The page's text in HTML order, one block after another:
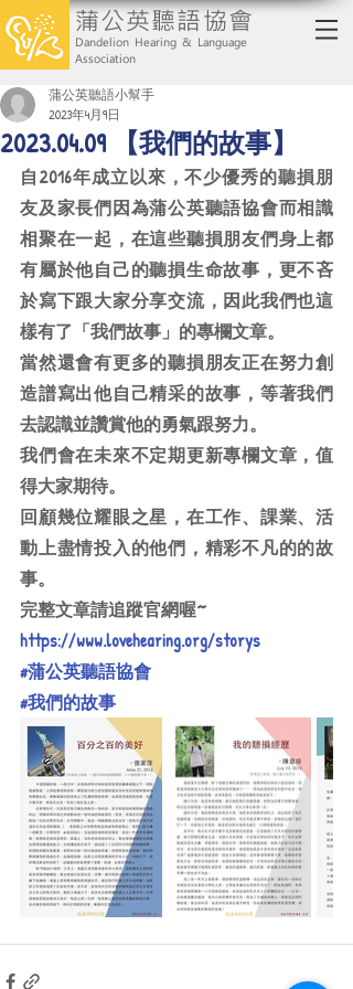
蒲公英聽語協會
Dandelion Hearing & Language
Association
2023.04.09 【我們的故事】
蒲公英聽語小幫手
2023年4月9日
自2016年成立以來，不少優秀的聽損朋
友及家長們因為蒲公英聽語協會而相識
相聚在一起，在這些聽損朋友們身上都
有屬於他自己的聽損生命故事，更不吝
於寫下跟大家分享交流，因此我們也這
樣有了「我們故事」的專欄文章。
當然還會有更多的聽損朋友正在努力創
造譜寫出他自己精采的故事，等著我們
去認識並讚賞他的勇氣跟努力。
我們會在未來不定期更新專欄文章，值
得大家期待。
回顧幾位耀眼之星，在工作、課業、活
動上盡情投入的他們，精彩不凡的的故
事。
完整文章請追蹤官網喔~
https://www.lovehearing.org/storys
#蒲公英聽語協會
#我們的故事